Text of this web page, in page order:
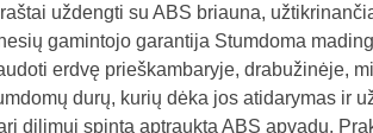
uždengti su ABS briauna,
gamintojo garantija Stumdoma
erdvę prieškambaryje, drabužinėje,
durų, kurių dėka jos atidarymas ir
dilimui spinta aptraukta ABS apvadu.